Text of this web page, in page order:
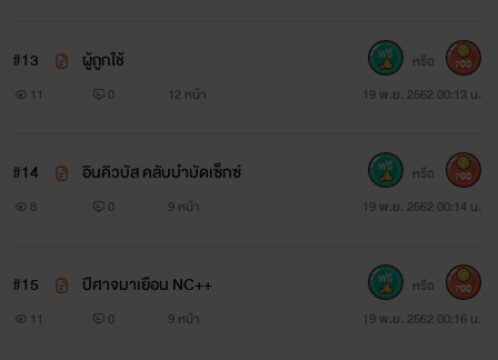
#13 ผู้ถูกใช้
11 0 12 หน้า 19 พ.ย. 2562 00:13 น.
หรือ 700
#14 อินคิวบัส คลับบำบัดเซ็กซ์
8 0 9 หน้า 19 พ.ย. 2562 00:14 น.
หรือ 700
#15 ปีศาจมาเยือน NC++
11 0 9 หน้า 19 พ.ย. 2562 00:16 น.
หรือ 700